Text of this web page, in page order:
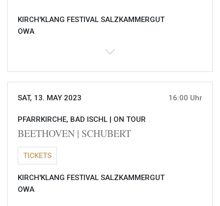
KIRCH'KLANG FESTIVAL SALZKAMMERGUT
OWA
SAT, 13. MAY 2023 16:00 Uhr
PFARRKIRCHE, BAD ISCHL | ON TOUR
BEETHOVEN | SCHUBERT
TICKETS
KIRCH'KLANG FESTIVAL SALZKAMMERGUT
OWA